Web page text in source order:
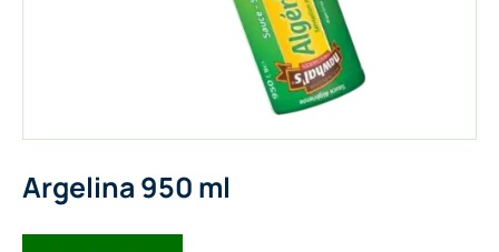
Argelina 950 ml